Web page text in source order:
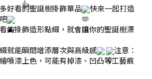
好看的聖誕樹掛飾單品
快來一起打造
的掛飾造形點綴，就會讓你的聖誕樹漂
就能瞬間增添層次與高級感
注意：
噴漆上色，可能有掉漆、凹凸等工藝痕